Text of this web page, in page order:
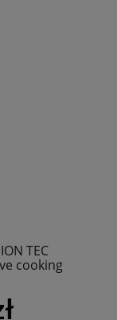
TEC
cooking